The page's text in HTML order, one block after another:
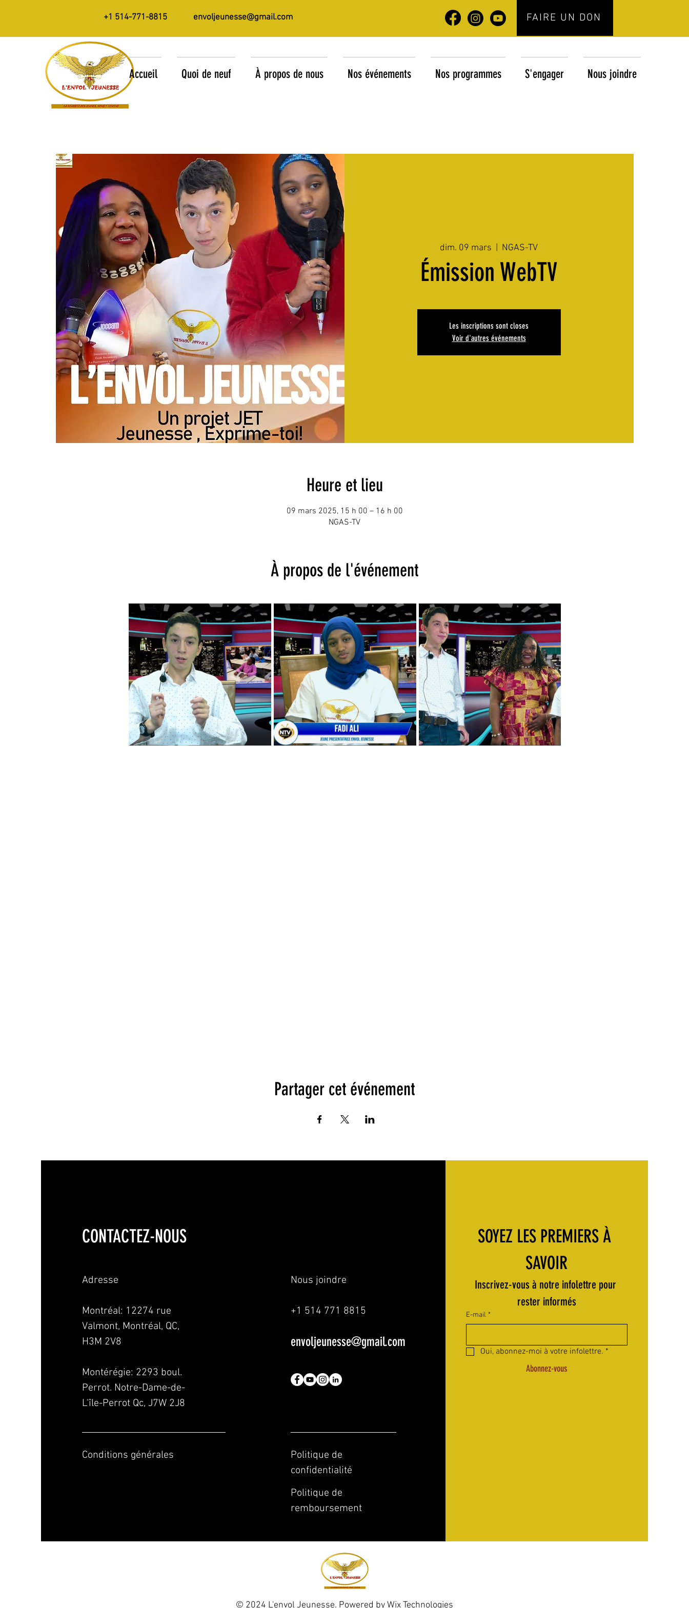
+1 514-771-8815 envoljeunesse@gmail.com FAIRE UN DON
Accueil Quoi de neuf À propos de nous Nos événements Nos programmes S'engager Nous joindre
dim. 09 mars NGAS-TV
Émission WebTV
Les inscriptions sont closes
Voir d'autres événements
Heure et lieu
09 mars 2025, 15 h 00 – 16 h 00
NGAS-TV
À propos de l'événement
Partager cet événement
CONTACTEZ-NOUS
Adresse
Montréal: 12274 rue
Valmont, Montréal, QC,
H3M 2V8
Montérégie: 2293 boul.
Perrot. Notre-Dame-de-
L'île-Perrot Qc, J7W 2J8
Conditions générales
Nous joindre
+1 514 771 8815
envoljeunesse@gmail.com
Politique de
confidentialité
Politique de
remboursement
SOYEZ LES PREMIERS À
SAVOIR
Inscrivez-vous à notre infolettre pour
rester informés
E-mail *
Oui, abonnez-moi à votre infolettre. *
Abonnez-vous
© 2024 L'envol Jeunesse. Powered byWix Technologies